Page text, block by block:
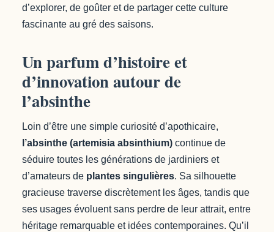
d’explorer, de goûter et de partager cette culture
fascinante au gré des saisons.
Un parfum d’histoire et
d’innovation autour de
l’absinthe
Loin d’être une simple curiosité d’apothicaire,
l’absinthe (artemisia absinthium) continue de
séduire toutes les générations de jardiniers et
d’amateurs de plantes singulières. Sa silhouette
gracieuse traverse discrètement les âges, tandis que
ses usages évoluent sans perdre de leur attrait, entre
héritage remarquable et idées contemporaines. Qu’il